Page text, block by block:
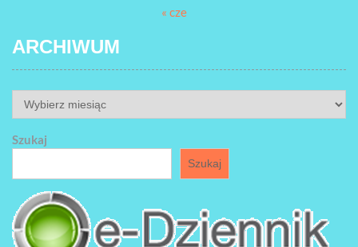
« cze
ARCHIWUM
ARCHIWUM
Szukaj
Szukaj